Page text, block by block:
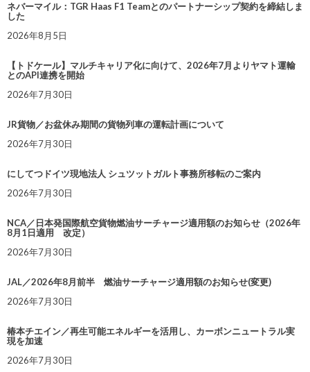
ネバーマイル：TGR Haas F1 Teamとのパートナーシップ契約を締結しま
した
2026年8月5日
【トドケール】マルチキャリア化に向けて、2026年7月よりヤマト運輸
とのAPI連携を開始
2026年7月30日
JR貨物／お盆休み期間の貨物列車の運転計画について
2026年7月30日
にしてつドイツ現地法人 シュツットガルト事務所移転のご案内
2026年7月30日
NCA／日本発国際航空貨物燃油サーチャージ適用額のお知らせ（2026年
8月1日適用 改定）
2026年7月30日
JAL／2026年8月前半 燃油サーチャージ適用額のお知らせ(変更)
2026年7月30日
椿本チエイン／再生可能エネルギーを活用し、カーボンニュートラル実
現を加速
2026年7月30日